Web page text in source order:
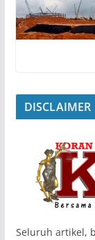
DISCLAIMER
‎Seluruh artikel,